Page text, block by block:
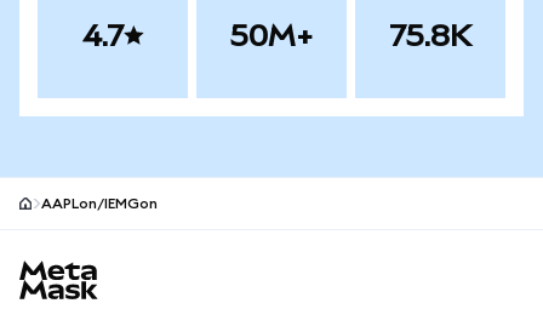
4.7 50M+ 75.8K
AAPLon/IEMGon